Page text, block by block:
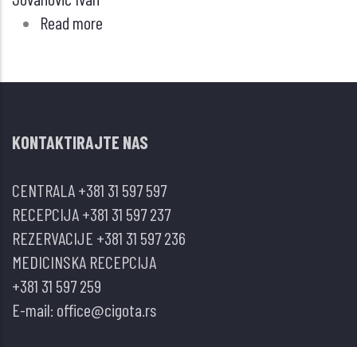
Read more
KONTAKTIRAJTE NAS
CENTRALA+381 31 597 597
RECEPCIJA+381 31 597 237
REZERVACIJE +381 31 597 236
MEDICINSKA RECEPCIJA
+381 31 597 259
E-mail: office@cigota.rs